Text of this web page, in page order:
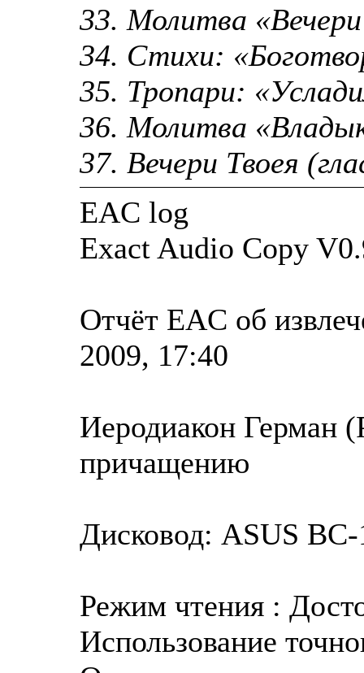
33. Молитва
34. Стихи:
35. Тропари:
36. Молитва
37. Вечери Твоея
EAC log
Exact Audio Copy
Отчёт EAC об
2009, 17:40
Иеродиакон Герман
причащению
Дисковод: ASUS
Режим чтения :
Использование